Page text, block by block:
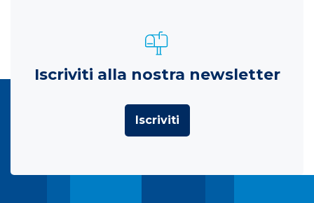
Iscriviti alla nostra newsletter
Iscriviti